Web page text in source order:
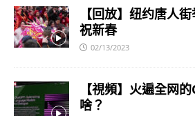
【回放】纽约唐人
祝新春
02/13/2023
【視頻】火遍全网
啥？